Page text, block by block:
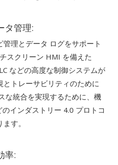
タ管理:
理とデータ ログをサポート
スクリーン HMI を備えた
などの高度な制御システムが
トレーサビリティのために
な統合を実現するために、機
インダストリー 4.0 プロトコ
す。
率: